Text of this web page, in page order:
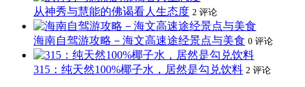
从神秀与慧能的佛谒看人生态度 2 评论
海南自驾游攻略－海文高速途经景点与美食 0 评论
315：纯天然100%椰子水，居然是勾兑饮料 2 评论